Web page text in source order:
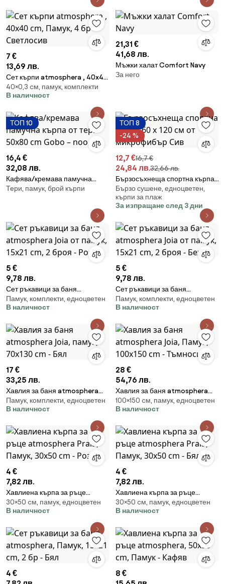
7 €
13,69 лв.
Сет кърпи atmosphera , 40x40
cm, Памук, 4 бр - Светлосив
40×0,3 cм, памук, комплекти
В наличност
21,31 €
41,68 лв.
Мъжки халат Comfort Navy
За него
ТОП 10
16,4 €
32,08 лв.
Кафява/кремава памучна
кърпа от тери 50x80 cm Gobo
Тери, памук, брой кърпи
ТОП 8
-24 %
12,7 €16,7 €
24,84 лв.32,66 лв.
Бързосъхнеща спортна кърпа
60 x 120 см от микрофибър Сив
Бързо сушене, едноцветен,
кърпи за плаж
За изпращане след 3 дни
5 €
9,78 лв.
Сет ръкавици за баня
atmosphera Joia от памук, 15x21
cm, 2 броя - Розов
Памук, комплекти, едноцветен
В наличност
5 €
9,78 лв.
Сет ръкавици за баня
atmosphera Joia от памук, 15x21
cm, 2 броя - Бежов
Памук, комплекти, едноцветен
В наличност
17 €
33,25 лв.
Хавлия за баня atmosphera
Joia, памук, 70x130 cm - Бял
Памук, комплекти, едноцветен
В наличност
28 €
54,76 лв.
Хавлия за баня atmosphera
Joia, Памук, 100x150 cm -
Тъмносив
100×150 cм, памук, едноцветен
В наличност
4 €
7,82 лв.
Хавлиена кърпа за ръце
atmosphera Praia, Памук,
30x50 cm - Розов
30×50 cм, памук, едноцветен
В наличност
4 €
7,82 лв.
Хавлиена кърпа за ръце
atmosphera Praia, Памук,
30x50 cm - Бял
30×50 cм, памук, едноцветен
В наличност
4 €
8 €